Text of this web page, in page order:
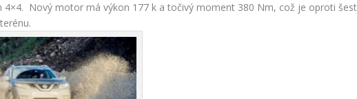
4×4. Nový motor má výkon 177 k a točivý moment 380 Nm, což je oproti